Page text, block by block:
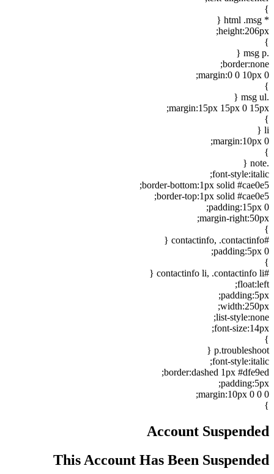
}
* html .msg {
height:206px;
}
.msg p {
border:none;
margin:0 0 10px 0;
}
.msg ul {
margin:15px 15px 0 15px;
}
li {
margin:10px 0;
}
.note {
font-style:italic;
border-bottom:1px solid #cae0e5;
border-top:1px solid #cae0e5;
padding:15px 0;
margin-right:50px;
}
#contactinfo, .contactinfo {
padding:5px 0;
}
#contactinfo li, .contactinfo li {
float:left;
padding:5px;
width:250px;
list-style:none;
font-size:14px;
}
p.troubleshoot {
font-style:italic;
border:dashed 1px #dfe9ed;
padding:5px;
margin:10px 0 0 0;
}
Account Suspended
This Account Has Been Suspended